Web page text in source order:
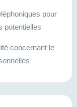
pour
potentielles
concernant le